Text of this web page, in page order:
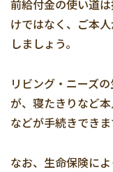
前給付金の使い道
けではなく、ご本
しましょう。
リビング・ニーズ
が、寝たきりなど
などが手続きできま
なお、生命保険に